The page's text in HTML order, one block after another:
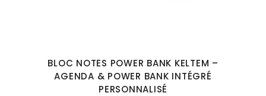
BLOC NOTES POWER BANK KELTEM –
AGENDA & POWER BANK INTÉGRÉ
PERSONNALISÉ